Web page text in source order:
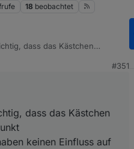
18 beobachtet
dass das Kästchen
genannten Datenpunkt bei#351
dass das Kästchen
keinen Einfluss auf